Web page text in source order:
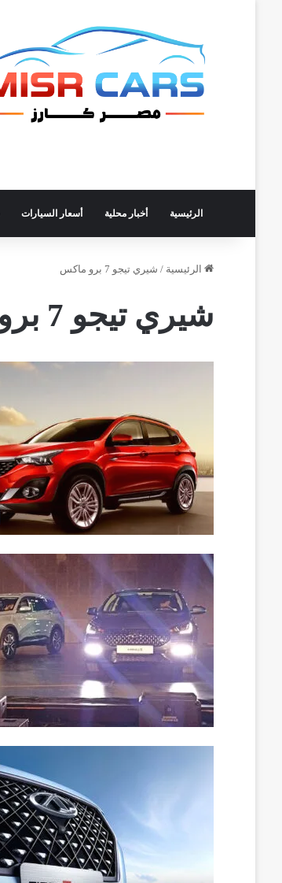
الرئيسية أخبار محلية أسعار السيارات
الرئيسية / شيري تيجو 7 برو ماكس
شيري تيجو 7 برو ماكس